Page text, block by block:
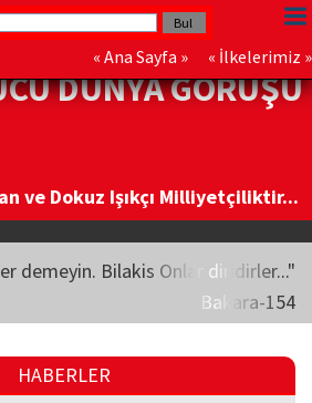
« Ana Sayfa » « İlkelerimiz »
DÜNYA GÖRÜŞÜ
ve Dokuz Işıkçı Milliyetçiliktir...
demeyin. Bilakis Onlar diridirler..."
Bakara-154
HABERLER